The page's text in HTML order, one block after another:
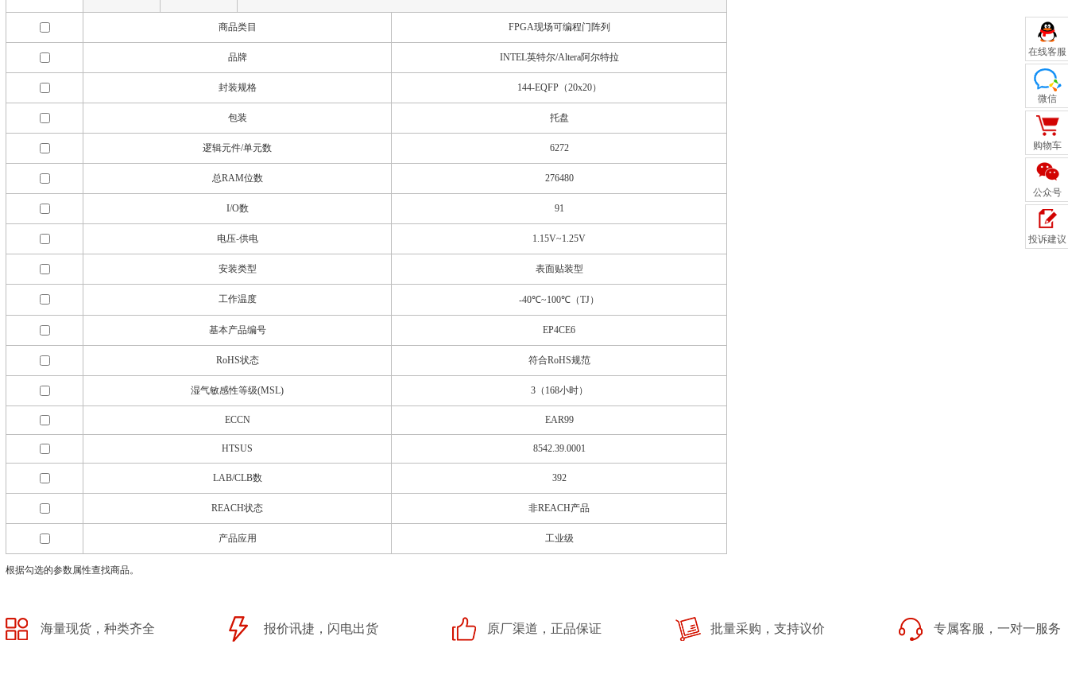
商品类目 FPGA现场可编程门阵列
品牌 INTEL英特尔/Altera阿尔特拉
封装规格 144-EQFP（20x20）
包装 托盘
逻辑元件/单元数 6272
总RAM位数 276480
I/O数 91
电压-供电 1.15V~1.25V
安装类型 表面贴装型
工作温度 -40℃~100℃（TJ）
基本产品编号 EP4CE6
RoHS状态 符合RoHS规范
湿气敏感性等级(MSL) 3（168小时）
ECCN EAR99
HTSUS 8542.39.0001
LAB/CLB数 392
REACH状态 非REACH产品
产品应用 工业级
根据勾选的参数属性查找商品。
海量现货，种类齐全 报价讯捷，闪电出货 原厂渠道，正品保证 批量采购，支持议价 专属客服，一对一服务
在线客服
微信
购物车
公众号
投诉建议